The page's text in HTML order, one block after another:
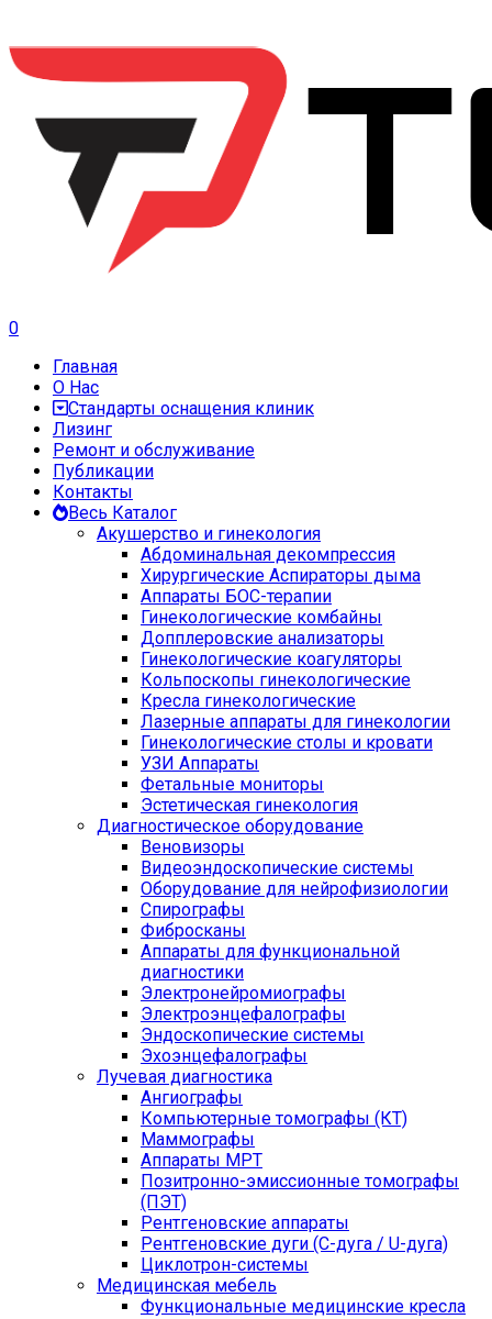
0
Главная
О Нас
Стандарты оснащения клиник
Лизинг
Ремонт и обслуживание
Публикации
Контакты
Весь Каталог
Акушерство и гинекология
Абдоминальная декомпрессия
Хирургические Аспираторы дыма
Аппараты БОС-терапии
Гинекологические комбайны
Допплеровские анализаторы
Гинекологические коагуляторы
Кольпоскопы гинекологические
Кресла гинекологические
Лазерные аппараты для гинекологии
Гинекологические столы и кровати
УЗИ Аппараты
Фетальные мониторы
Эстетическая гинекология
Диагностическое оборудование
Веновизоры
Видеоэндоскопические системы
Оборудование для нейрофизиологии
Спирографы
Фибросканы
Аппараты для функциональной
диагностики
Электронейромиографы
Электроэнцефалографы
Эндоскопические системы
Эхоэнцефалографы
Лучевая диагностика
Ангиографы
Компьютерные томографы (КТ)
Маммографы
Аппараты МРТ
Позитронно-эмиссионные томографы
(ПЭТ)
Рентгеновские аппараты
Рентгеновские дуги (С-дуга / U-дуга)
Циклотрон-системы
Медицинская мебель
Функциональные медицинские кресла